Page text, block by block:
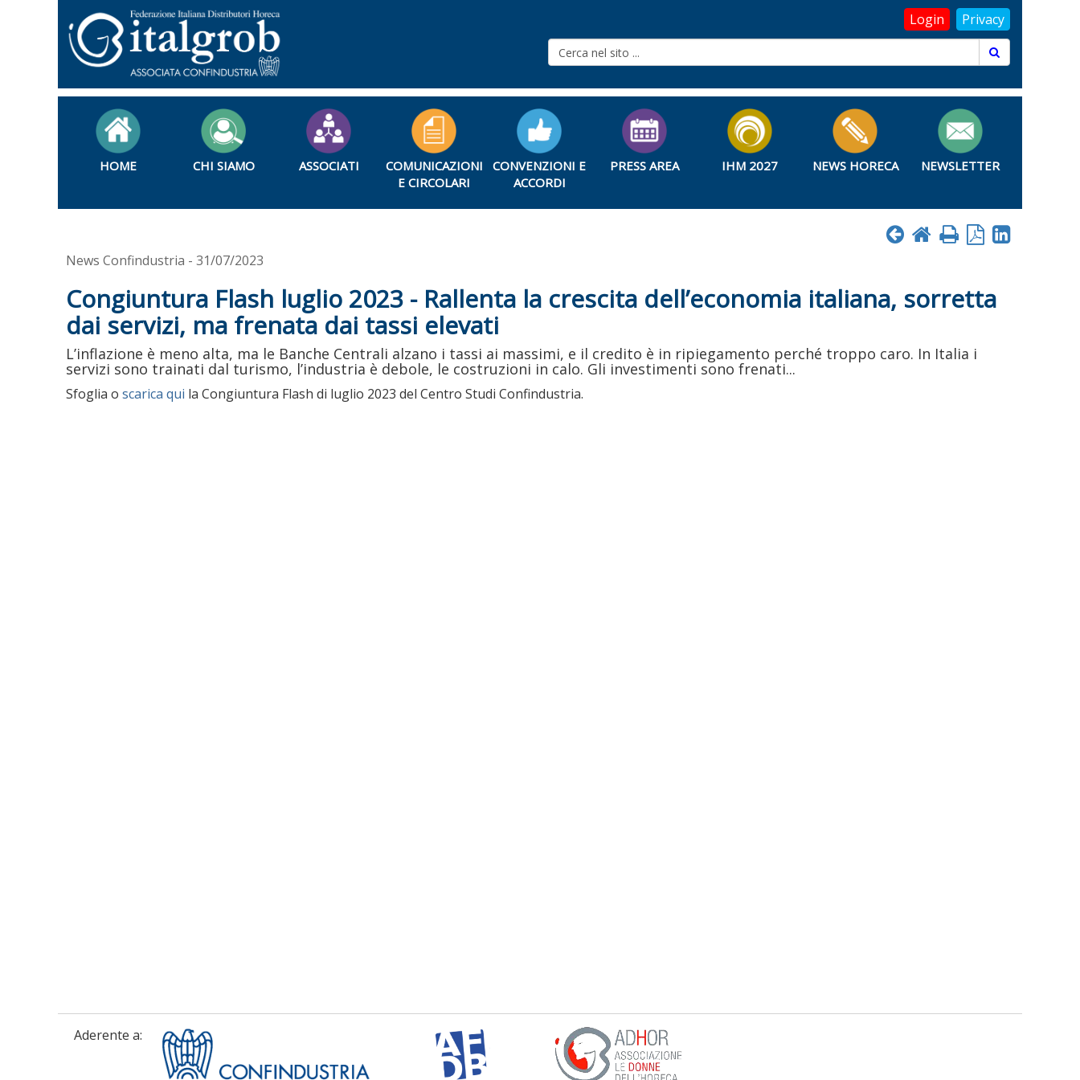
Login Privacy
HOME CHI SIAMO ASSOCIATI
COMUNICAZIONI
E CIRCOLARI
CONVENZIONI E
ACCORDI
PRESS AREA IHM 2027 NEWS HORECA NEWSLETTER
News Confindustria - 31/07/2023
Congiuntura Flash luglio 2023 - Rallenta la crescita dell’economia italiana, sorretta
dai servizi, ma frenata dai tassi elevati
L’inflazione è meno alta, ma le Banche Centrali alzano i tassi ai massimi, e il credito è in ripiegamento perché troppo caro. In Italia i
servizi sono trainati dal turismo, l’industria è debole, le costruzioni in calo. Gli investimenti sono frenati...
Sfoglia o scarica qui la Congiuntura Flash di luglio 2023 del Centro Studi Confindustria.
Aderente a: